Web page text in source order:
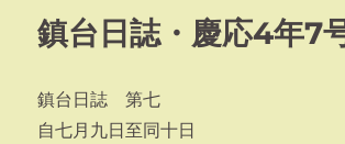
鎮台日誌・慶応4年7
鎮台日誌 第七
自七月九日至同十日